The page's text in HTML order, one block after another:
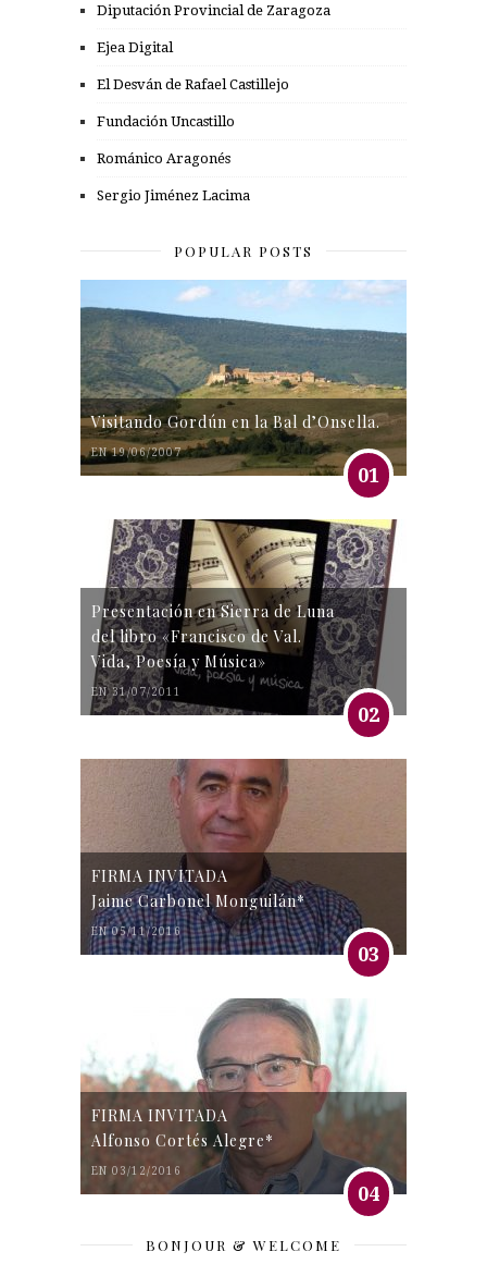
Diputación Provincial de Zaragoza
Ejea Digital
El Desván de Rafael Castillejo
Fundación Uncastillo
Románico Aragonés
Sergio Jiménez Lacima
POPULAR POSTS
Visitando Gordún en la Bal d’Onsella.
EN 19/06/2007
01
Presentación en Sierra de Luna
del libro «Francisco de Val.
Vida, Poesía y Música»
EN 31/07/2011
02
FIRMA INVITADA
Jaime Carbonel Monguilán*
EN 05/11/2016
03
FIRMA INVITADA
Alfonso Cortés Alegre*
EN 03/12/2016
04
BONJOUR & WELCOME